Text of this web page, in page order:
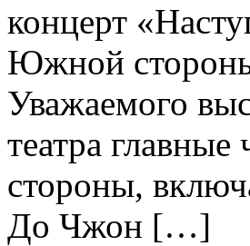
концерт
Южной
Уважаемого
театра
стороны,
До Чжон […]